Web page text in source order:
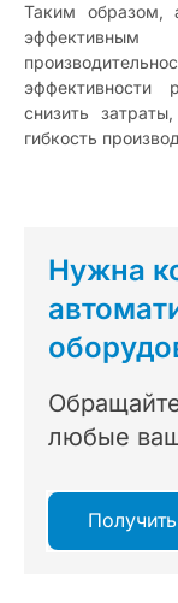
Таким образом,
эффективности
снизить
гибкость
Нужна
любые